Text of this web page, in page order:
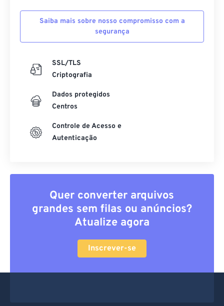
Saiba mais sobre nosso compromisso com a
segurança
SSL/TLS
Criptografia
Dados protegidos
Centros
Controle de Acesso e
Autenticação
Quer converter arquivos
grandes sem filas ou anúncios?
Atualize agora
Inscrever-se